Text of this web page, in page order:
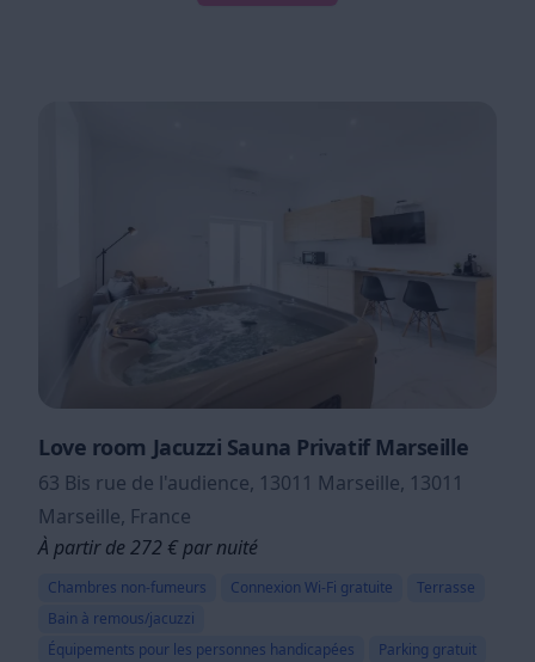
Love room Jacuzzi Sauna Privatif Marseille
63 Bis rue de l'audience, 13011 Marseille, 13011
Marseille, France
À partir de 272 € par nuité
Chambres non-fumeurs Connexion Wi-Fi gratuite
Terrasse
Bain à remous/jacuzzi
Équipements pour les personnes handicapées
Parking gratuit